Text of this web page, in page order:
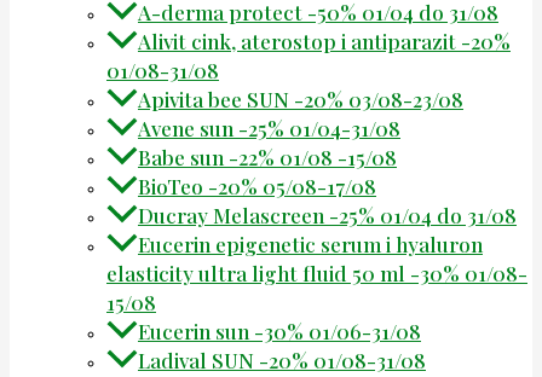
A-derma protect -50% 01/04 do 31/08
Alivit cink, aterostop i antiparazit -20%
01/08-31/08
Apivita bee SUN -20% 03/08-23/08
Avene sun -25% 01/04-31/08
Babe sun -22% 01/08 -15/08
BioTeo -20% 05/08-17/08
Ducray Melascreen -25% 01/04 do 31/08
Eucerin epigenetic serum i hyaluron
elasticity ultra light fluid 50 ml -30% 01/08-
15/08
Eucerin sun -30% 01/06-31/08
Ladival SUN -20% 01/08-31/08